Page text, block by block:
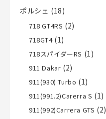
ポルシェ (18)
718 GT4RS (2)
718GT4(1)
718スパイダーRS (1)
911 Dakar (2)
911(930) Turbo (1)
911(991.2)Carerra S (1)
911(992)Carrera GTS (2)